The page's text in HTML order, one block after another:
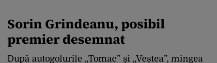
Sorin Grindeanu, posibil
premier desemnat
După autogolurile „Tomac” și „Veștea”, mingea